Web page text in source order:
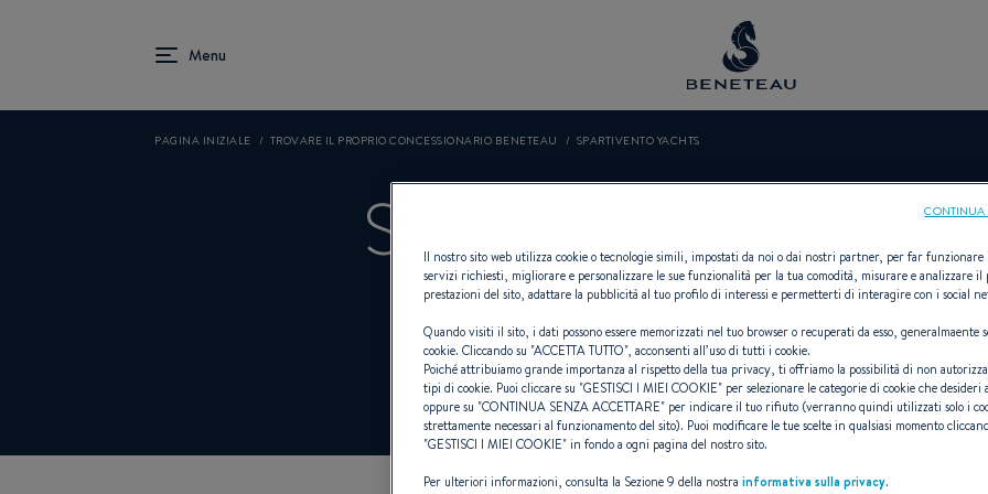
PAGINA INIZIALE TROVARE IL PROPRIO CONCESSIONARIO BENETEAU SPARTIVENTO YACHTS
SPARTIVENTO
Rivenditori Vela, First per BENETEAU
Il nostro sito web utilizza cookie o tecnologie simili, impostati da noi o dai nostri partner, per far
servizi richiesti, migliorare e personalizzare le sue funzionalità per la tua comodità, misurare e analizzare il
prestazioni del sito, adattare la pubblicità al tuo profilo di interessi e permetterti di interagire con i social
Quando visiti il sito, i dati possono essere memorizzati nel tuo browser o recuperati da esso, generalmaente
cookie. Cliccando su "ACCETTA TUTTO", acconsenti all’uso di tutti i cookie.
Poiché attribuiamo grande importanza al rispetto della tua privacy, ti offriamo la possibilità di non
tipi di cookie. Puoi cliccare su "GESTISCI I MIEI COOKIE" per selezionare le categorie di cookie che desideri
oppure su "CONTINUA SENZA ACCETTARE" per indicare il tuo rifiuto (verranno quindi utilizzati solo i
strettamente necessari al funzionamento del sito). Puoi modificare le tue scelte in qualsiasi momento
"GESTISCI I MIEI COOKIE" in fondo a ogni pagina del nostro sito.
Per ulteriori informazioni, consulta la Sezione 9 della nostra informativa sulla privacy.
CONTINUA